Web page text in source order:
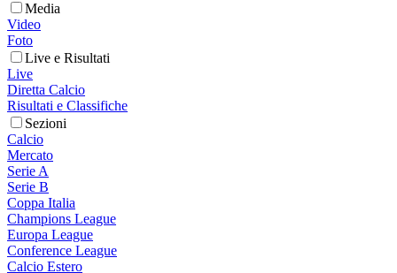
Media
Video
Foto
Live e Risultati
Live
Diretta Calcio
Risultati e Classifiche
Sezioni
Calcio
Mercato
Serie A
Serie B
Coppa Italia
Champions League
Europa League
Conference League
Calcio Estero